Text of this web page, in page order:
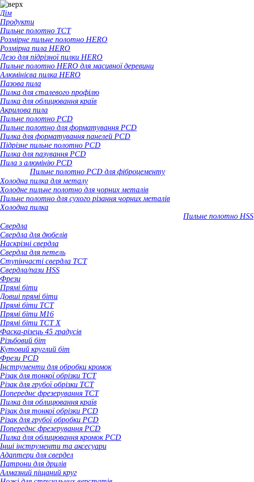
Дім
Продукти
Пильне полотно TCT
Розмірне пильне полотно HERO
Розмірна пила HERO
Лезо для підрізної пилки HERO
Пильне полотно HERO для масивної деревини
Алюмінієва пилка HERO
Пазова пила
Пилка для сталевого профілю
Пилка для облицювання країв
Акрилова пила
Пильне полотно PCD
Пильне полотно для форматування PCD
Пилка для форматування панелей PCD
Підрізне пильне полотно PCD
Пилка для пазування PCD
Пила з алюмінію PCD
Пильне полотно PCD для фіброцементу
Холодна пилка для металу
Холодне пильне полотно для чорних металів
Пильне полотно для сухого різання чорних металів
Холодна пилка
Пильне полотно HSS
Свердла
Свердла для дюбелів
Наскрізні свердла
Свердла для петель
Ступінчасті свердла TCT
Свердла/пази HSS
Фрези
Прямі біти
Довші прямі біти
Прямі біти TCT
Прямі біти M16
Прямі біти TCT X
Фаска-різець 45 градусів
Різьбовий біт
Кутовий круглий біт
Фрези PCD
Інструменти для обробки кромок
Різак для тонкої обрізки TCT
Різак для грубої обрізки TCT
Попереднє фрезерування TCT
Пилка для облицювання країв
Різак для тонкої обрізки PCD
Різак для грубої обробки PCD
Попереднє фрезерування PCD
Пилка для облицювання кромок PCD
Інші інструменти та аксесуари
Адаптери для свердел
Патрони для дрилів
Алмазний піщаний круг